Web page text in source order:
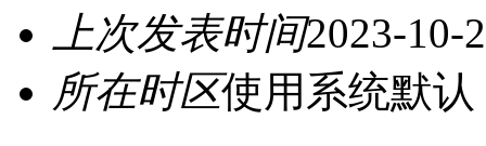
上次发表时间2023-10-
所在时区使用系统默认